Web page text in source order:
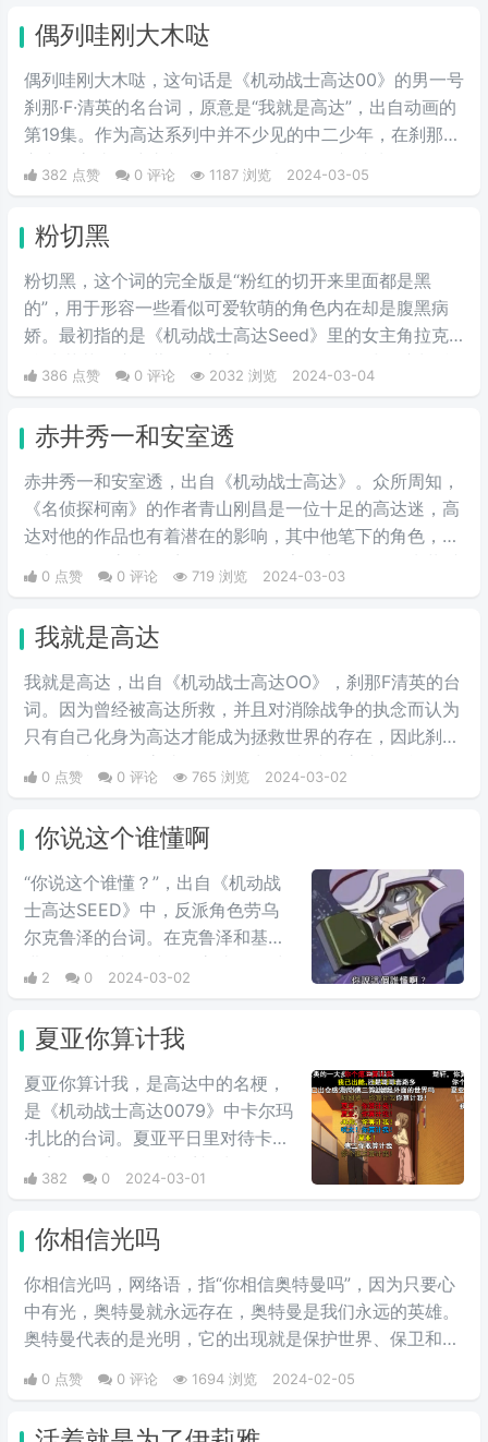
偶列哇刚大木哒
偶列哇刚大木哒，这句话是《机动战士高达00》的男一号
刹那·F·清英的名台词，原意是“我就是高达”，出自动画的
第19集。作为高达系列中并不少见的中二少年，在刹那的
心中，高达是维护和平的象征，也是他渴望成为的存在。
偶列哇刚大木哒则是这句话的音译。
382 点赞 0 评论 1187 浏览 2024-03-05
粉切黑
粉切黑，这个词的完全版是“粉红的切开来里面都是黑
的”，用于形容一些看似可爱软萌的角色内在却是腹黑病
娇。最初指的是《机动战士高达Seed》里的女主角拉克
丝·克莱茵。这位著名的宇宙歌姬，PLANT星球前议长希
格尔之女有着可爱的外表和成熟的政治手腕。后来从她这
着粉色头发的美少女在可爱的外表下都隐藏着腹黑的本
质。
386 点赞 0 评论 2032 浏览 2024-03-04
赤井秀一和安室透
赤井秀一和安室透，出自《机动战士高达》。众所周知，
《名侦探柯南》的作者青山刚昌是一位十足的高达迷，高
达对他的作品也有着潜在的影响，其中他笔下的角色，很
多都有用《高达》系列的角色的名字作为梗，例如赤井秀
一的名字就是夏亚的别名“赤色彗星”中取的，安室透的日
0 点赞 0 评论 719 浏览 2024-03-03
我就是高达
我就是高达，出自《机动战士高达OO》，刹那F清英的台
词。因为曾经被高达所救，并且对消除战争的执念而认为
只有自己化身为高达才能成为拯救世界的存在，因此刹那
的理念就是化作高达，最终说出了“我就是高达”的台词。
当时非常流行的梗，因为很有趣而被广泛流传，也是高达
0 点赞 0 评论 765 浏览 2024-03-02
你说这个谁懂啊
“你说这个谁懂？”，出自《机动战
士高达SEED》中，反派角色劳乌
尔克鲁泽的台词。在克鲁泽和基拉
进行最终对峙的时候，高‌‌‌‌‌‌‌‌达seed中
大反派反驳主角嘴炮攻击时的用
鲜感。经常会在一些冗长难懂的台
词之后，有人引用这句话来进行吐
槽。
2 0 2024-03-02
夏亚你算计我
夏亚你算计我，是高达中的名梗，
是《机动战士高达0079》中卡尔玛
·扎比的台词。夏亚平日里对待卡尔
玛完全是以友人的关系相处，但是
说到头卡尔玛也是夏亚的仇人扎比
中，自然是盘算着何时送葬这位“友
人”，尽管夏亚也承认卡尔玛作为友
人不错，不过还是用计谋误导他陷
入被击落的境地，并且大笑。
382 0 2024-03-01
你相信光吗
你相信光吗，网络语，指“你相信奥特曼吗”，因为只要心
中有光，奥特曼就永远存在，奥特曼是我们永远的英雄。
奥特曼代表的是光明，它的出现就是保护世界、保卫和
0 点赞 0 评论 1694 浏览 2024-02-05